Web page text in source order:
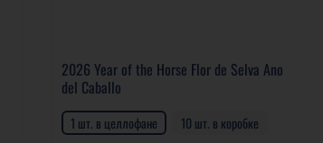
2026 Year of the Horse Flor de Selva Ano
del Caballo
1 шт. в целлофане 10 шт. в коробке